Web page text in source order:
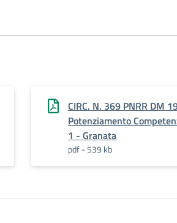
CIRC. N. 369 PNRR DM
Potenziamento
1 - Granata
pdf - 539 kb